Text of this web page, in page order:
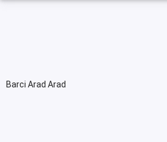
Barci Arad Arad